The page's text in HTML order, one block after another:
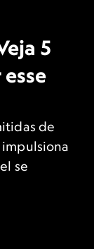
5
de
impulsiona
se